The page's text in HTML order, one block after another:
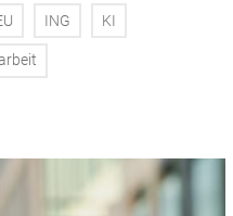
ING KI